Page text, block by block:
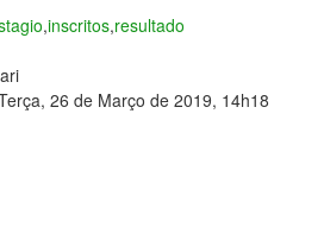
,inscritos,resultado
26 de Março de 2019, 14h18